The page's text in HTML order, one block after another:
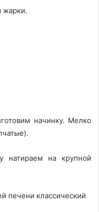
жарки.
начинку. Мелко
натираем на крупной